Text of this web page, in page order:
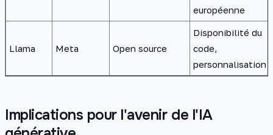
européenne
Llama Meta Open source
Disponibilité du
code,
personnalisation
Implications pour l'avenir de l'IA